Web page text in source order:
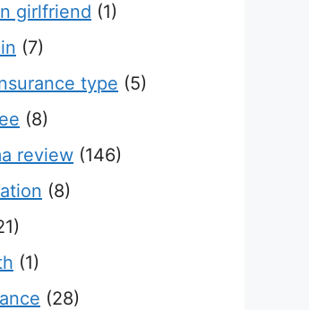
girlfriend (1)
(7)
type (5)
(8)
review (146)
(8)
(1)
(28)